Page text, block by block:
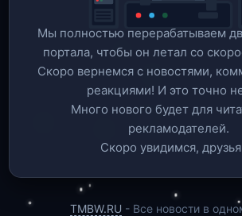
Мы полностью перерабатываем
портала, чтобы он летал со
Скоро вернемся c новостями,
реакциями! И это точно
Много нового будет для
рекламодателей.
Скоро увидимся,
TMBW.RU - Все новости в